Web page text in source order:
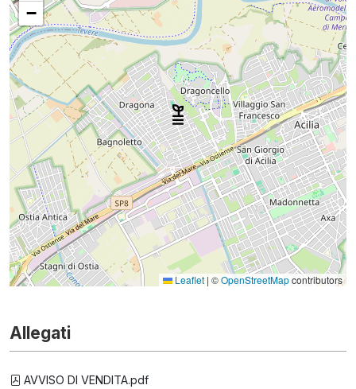
−
Leaflet | ©OpenStreetMapcontributors
Allegati
AVVISO DI VENDITA.pdf